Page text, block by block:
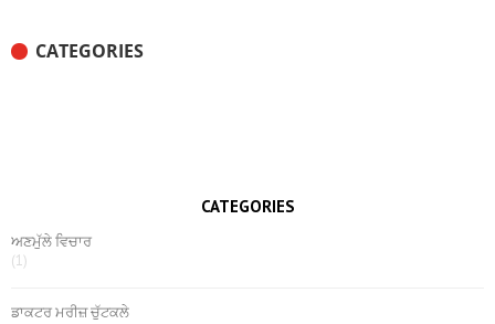
CATEGORIES
CATEGORIES
ਅਣਮੁੱਲੇ ਵਿਚਾਰ
(1)
ਡਾਕਟਰ ਮਰੀਜ਼ ਚੁੱਟਕਲੇ